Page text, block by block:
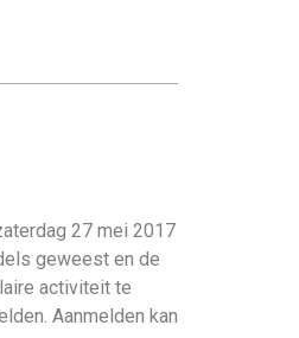
27 mei 2017
geweest en de
activiteit te
Aanmelden kan